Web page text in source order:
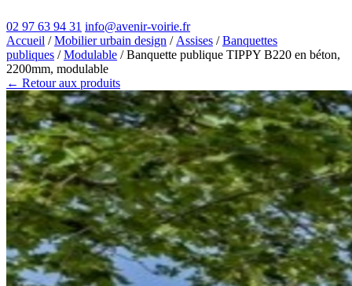
02 97 63 94 31 info@avenir-voirie.fr
Accueil /Mobilier urbain design / Assises /Banquettes
publiques /Modulable / Banquette publique TIPPY B220 en béton,
2200mm, modulable
← Retour aux produits